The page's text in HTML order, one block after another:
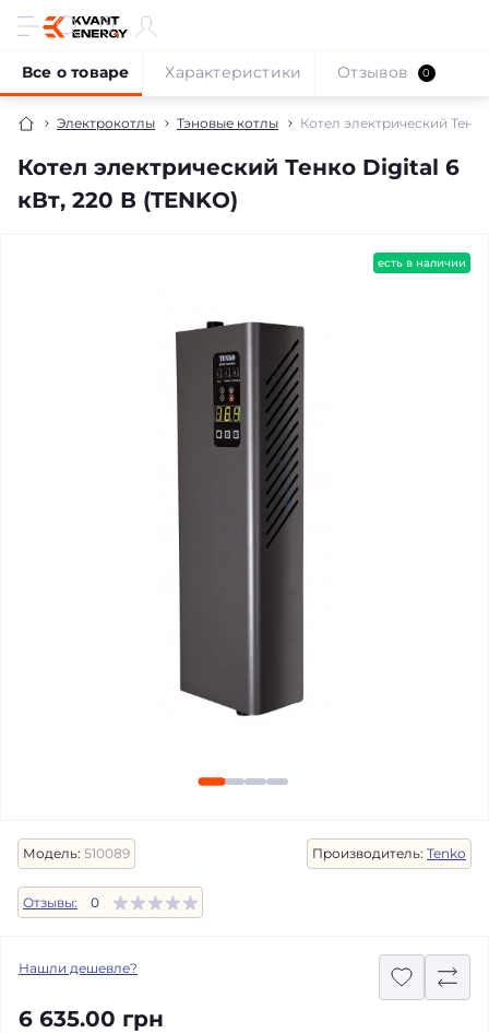
Электрокотлы Тэновые котлы Котел электрический
Котел электрический Тенко Digital 6
кВт, 220 В (TENKO)
Все о товаре Характеристики Отзывов 0
есть в наличии
Модель: 510089 Производитель: Tenko
Отзывы: 0
Нашли дешевле?
6 635.00 грн